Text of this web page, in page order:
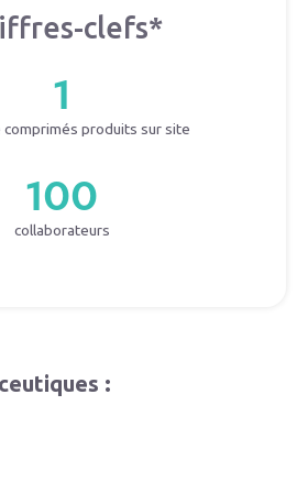
clefs*
1
comprimés produits sur site
100
collaborateurs
: